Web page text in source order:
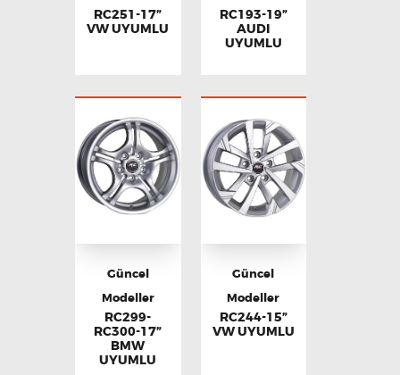
RC251-17”
VW UYUMLU
RC193-19”
AUDI
UYUMLU
Güncel
Modeller
RC299-
RC300-17”
BMW
UYUMLU
Güncel
Modeller
RC244-15”
VW UYUMLU